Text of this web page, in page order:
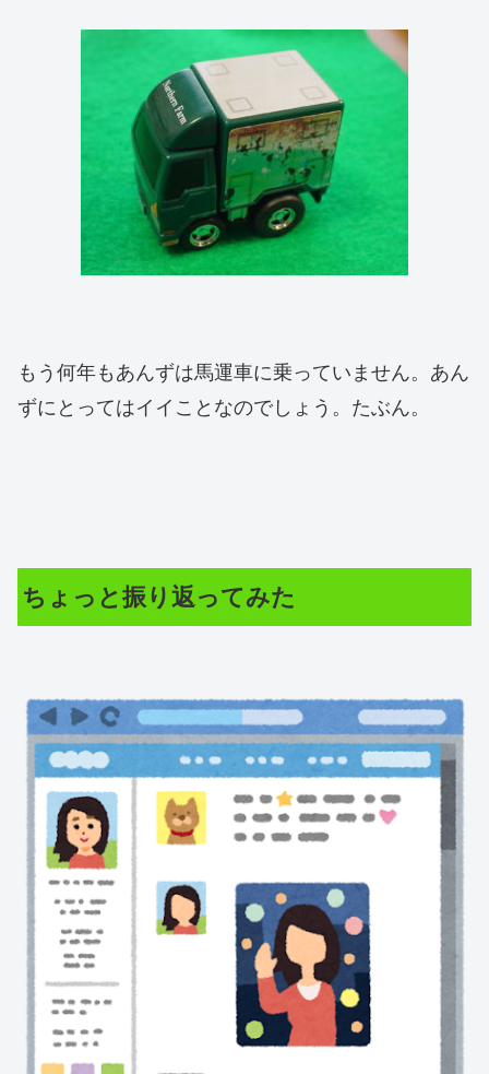
もう何年もあんずは馬運車に乗っていません。あん
ずにとってはイイことなのでしょう。たぶん。
ちょっと振り返ってみた